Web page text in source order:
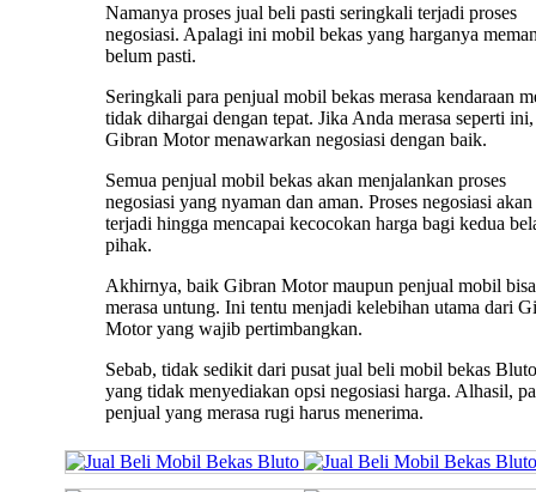
Namanya proses jual beli pasti seringkali terjadi proses
negosiasi. Apalagi ini mobil bekas yang harganya
belum pasti.
Seringkali para penjual mobil bekas merasa kendaraan
tidak dihargai dengan tepat. Jika Anda merasa seperti ini,
Gibran Motor menawarkan negosiasi dengan baik.
Semua penjual mobil bekas akan menjalankan proses
negosiasi yang nyaman dan aman. Proses negosiasi akan
terjadi hingga mencapai kecocokan harga bagi kedua
pihak.
Akhirnya, baik Gibran Motor maupun penjual mobil bisa
merasa untung. Ini tentu menjadi kelebihan utama dari
Motor yang wajib pertimbangkan.
Sebab, tidak sedikit dari pusat jual beli mobil bekas Bluto
yang tidak menyediakan opsi negosiasi harga. Alhasil,
penjual yang merasa rugi harus menerima.